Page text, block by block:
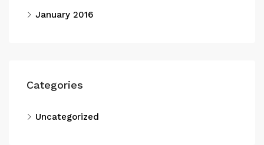
January 2016
Categories
Uncategorized